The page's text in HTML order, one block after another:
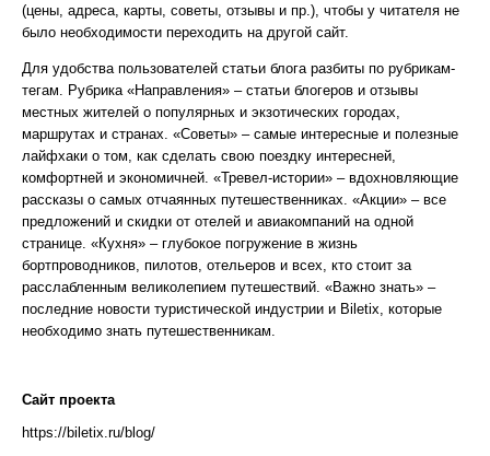
(цены, адреса, карты, советы, отзывы и пр.), чтобы у читателя не
было необходимости переходить на другой сайт.
Для удобства пользователей статьи блога разбиты по рубрикам-
тегам. Рубрика «Направления» – статьи блогеров и отзывы
местных жителей о популярных и экзотических городах,
маршрутах и странах. «Советы» – самые интересные и полезные
лайфхаки о том, как сделать свою поездку интересней,
комфортней и экономичней. «Тревел-истории» – вдохновляющие
рассказы о самых отчаянных путешественниках. «Акции» – все
предложений и скидки от отелей и авиакомпаний на одной
странице. «Кухня» – глубокое погружение в жизнь
бортпроводников, пилотов, отельеров и всех, кто стоит за
расслабленным великолепием путешествий. «Важно знать» –
последние новости туристической индустрии и Biletix, которые
необходимо знать путешественникам.
Сайт проекта
https://biletix.ru/blog/